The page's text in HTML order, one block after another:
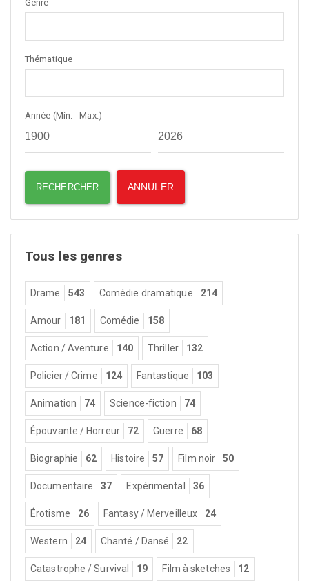
Genre
Thématique
Année (Min. - Max.)
Tous les genres
Drame 543 Comédie dramatique 214
Amour 181 Comédie 158
Action / Aventure 140 Thriller 132
Policier / Crime 124 Fantastique 103
Animation 74 Science-fiction 74
Épouvante / Horreur 72 Guerre 68
Biographie 62 Histoire 57 Film noir 50
Documentaire 37 Expérimental 36
Érotisme 26 Fantasy / Merveilleux 24
Western 24 Chanté / Dansé 22
Catastrophe / Survival 19 Film à sketches 12